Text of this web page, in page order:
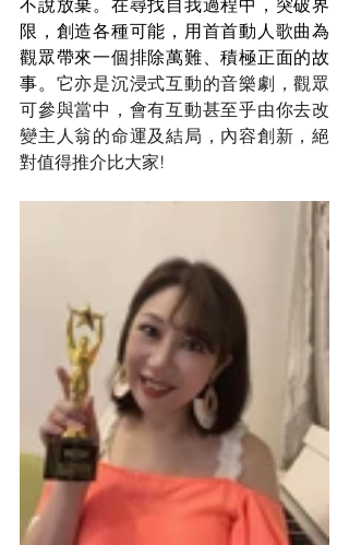
不說放棄。在尋找自我過程中，突破界
限，創造各種可能，用首首動人歌曲為
觀眾帶來一個排除萬難、積極正面的故
事。 它亦是沉浸式互動的音樂劇，觀眾
可參與當中，會有互動甚至乎由你去改
變主人翁的命運及結局，內容創新，絕
對值得推介比大家!